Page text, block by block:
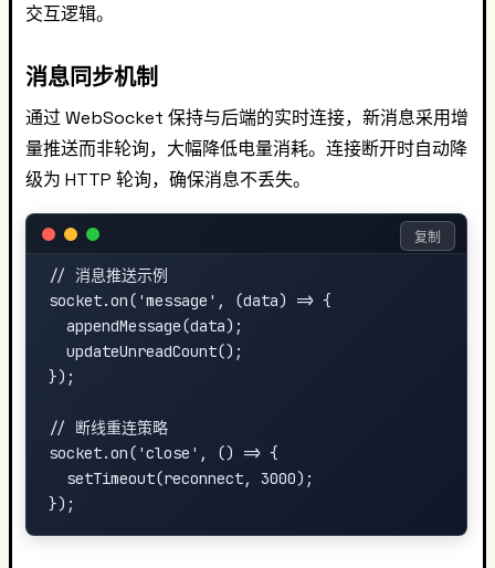
交互逻辑。
消息同步机制
通过 WebSocket 保持与后端的实时连接，新消息采用增
量推送而非轮询，大幅降低电量消耗。连接断开时自动降
级为 HTTP 轮询，确保消息不丢失。
// 消息推送示例
socket.on('message', (data) => {
  appendMessage(data);
  updateUnreadCount();
});
// 断线重连策略
socket.on('close', () => {
  setTimeout(reconnect, 3000);
复制